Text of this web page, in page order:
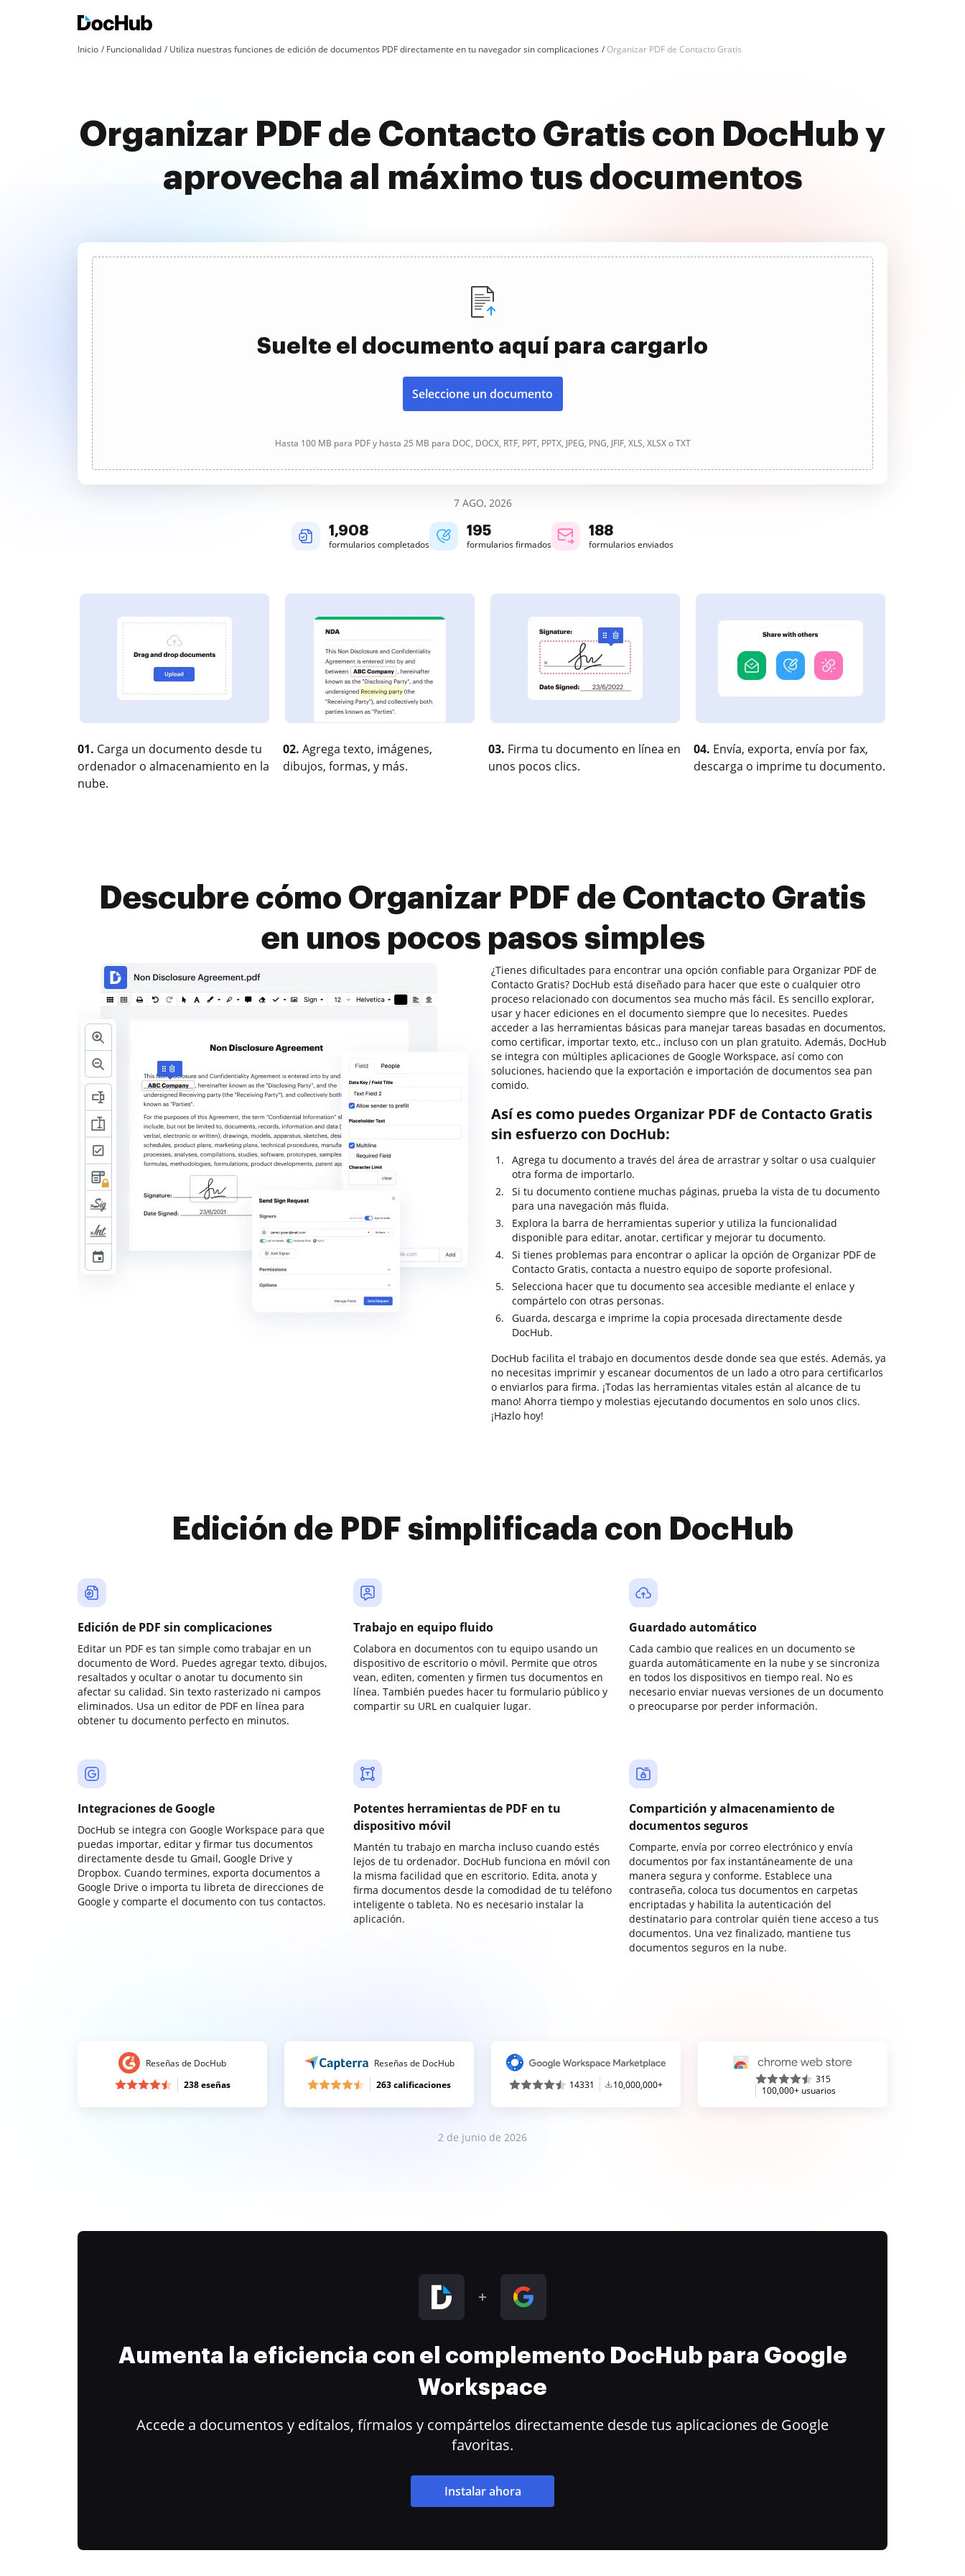
Inicio Funcionalidad Utiliza nuestras funciones de edición de documentos PDF directamente en tu navegador sin complicaciones Organizar PDF de Contacto Gratis
Organizar PDF de Contacto Gratis con DocHub y
aprovecha al máximo tus documentos
Suelte el documento aquí para cargarlo
Seleccione un documento
Hasta 100 MB para PDF y hasta 25 MB para DOC, DOCX, RTF, PPT, PPTX, JPEG, PNG, JFIF, XLS, XLSX o TXT
7 AGO, 2026
1,909
formularios completados
195
formularios firmados
188
formularios enviados
01. Carga un documento desde tu
ordenador o almacenamiento en la
nube.
02. Agrega texto, imágenes,
dibujos, formas, y más.
03. Firma tu documento en línea en
unos pocos clics.
04. Envía, exporta, envía por fax,
descarga o imprime tu documento.
Descubre cómo Organizar PDF de Contacto Gratis
en unos pocos pasos simples
¿Tienes dificultades para encontrar una opción confiable para Organizar PDF de
Contacto Gratis? DocHub está diseñado para hacer que este o cualquier otro
proceso relacionado con documentos sea mucho más fácil. Es sencillo explorar,
usar y hacer ediciones en el documento siempre que lo necesites. Puedes
acceder a las herramientas básicas para manejar tareas basadas en documentos,
como certificar, importar texto, etc., incluso con un plan gratuito. Además, DocHub
se integra con múltiples aplicaciones de Google Workspace, así como con
soluciones, haciendo que la exportación e importación de documentos sea pan
comido.
Así es como puedes Organizar PDF de Contacto Gratis
sin esfuerzo con DocHub:
Agrega tu documento a través del área de arrastrar y soltar o usa cualquier
otra forma de importarlo.
Si tu documento contiene muchas páginas, prueba la vista de tu documento
para una navegación más fluida.
Explora la barra de herramientas superior y utiliza la funcionalidad
disponible para editar, anotar, certificar y mejorar tu documento.
Si tienes problemas para encontrar o aplicar la opción de Organizar PDF de
Contacto Gratis, contacta a nuestro equipo de soporte profesional.
Selecciona hacer que tu documento sea accesible mediante el enlace y
compártelo con otras personas.
Guarda, descarga e imprime la copia procesada directamente desde
DocHub.
DocHub facilita el trabajo en documentos desde donde sea que estés. Además, ya
no necesitas imprimir y escanear documentos de un lado a otro para certificarlos
o enviarlos para firma. ¡Todas las herramientas vitales están al alcance de tu
mano! Ahorra tiempo y molestias ejecutando documentos en solo unos clics.
¡Hazlo hoy!
Edición de PDF simplificada con DocHub
Edición de PDF sin complicaciones
Editar un PDF es tan simple como trabajar en un
documento de Word. Puedes agregar texto, dibujos,
resaltados y ocultar o anotar tu documento sin
afectar su calidad. Sin texto rasterizado ni campos
eliminados. Usa un editor de PDF en línea para
obtener tu documento perfecto en minutos.
Trabajo en equipo fluido
Colabora en documentos con tu equipo usando un
dispositivo de escritorio o móvil. Permite que otros
vean, editen, comenten y firmen tus documentos en
línea. También puedes hacer tu formulario público y
compartir su URL en cualquier lugar.
Guardado automático
Cada cambio que realices en un documento se
guarda automáticamente en la nube y se sincroniza
en todos los dispositivos en tiempo real. No es
necesario enviar nuevas versiones de un documento
o preocuparse por perder información.
Integraciones de Google
DocHub se integra con Google Workspace para que
puedas importar, editar y firmar tus documentos
directamente desde tu Gmail, Google Drive y
Dropbox. Cuando termines, exporta documentos a
Google Drive o importa tu libreta de direcciones de
Google y comparte el documento con tus contactos.
Potentes herramientas de PDF en tu
dispositivo móvil
Mantén tu trabajo en marcha incluso cuando estés
lejos de tu ordenador. DocHub funciona en móvil con
la misma facilidad que en escritorio. Edita, anota y
firma documentos desde la comodidad de tu teléfono
inteligente o tableta. No es necesario instalar la
aplicación.
Compartición y almacenamiento de
documentos seguros
Comparte, envía por correo electrónico y envía
documentos por fax instantáneamente de una
manera segura y conforme. Establece una
contraseña, coloca tus documentos en carpetas
encriptadas y habilita la autenticación del
destinatario para controlar quién tiene acceso a tus
documentos. Una vez finalizado, mantiene tus
documentos seguros en la nube.
Reseñas de DocHub
238 eseñas
Reseñas de DocHub
263 calificaciones
14331 10,000,000+
315
100,000+ usuarios
2 de junio de 2026
Aumenta la eficiencia con el complemento DocHub para Google
Workspace
Accede a documentos y edítalos, fírmalos y compártelos directamente desde tus aplicaciones de Google
favoritas.
Instalar ahora